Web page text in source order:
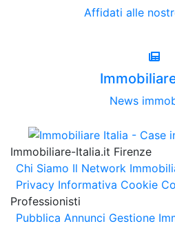
Affidati alle
News
Immobiliare-Italia.it Firenze
Chi Siamo Il Network
Privacy Informativa Cookie
Professionisti
Pubblica Annunci Gestione